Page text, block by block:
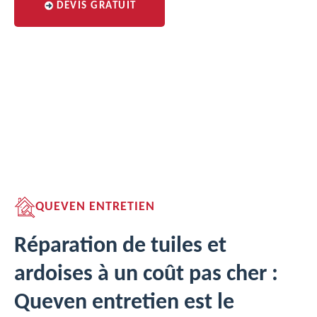
DEVIS GRATUIT
QUEVEN ENTRETIEN
Réparation de tuiles et
ardoises à un coût pas cher :
Queven entretien est le